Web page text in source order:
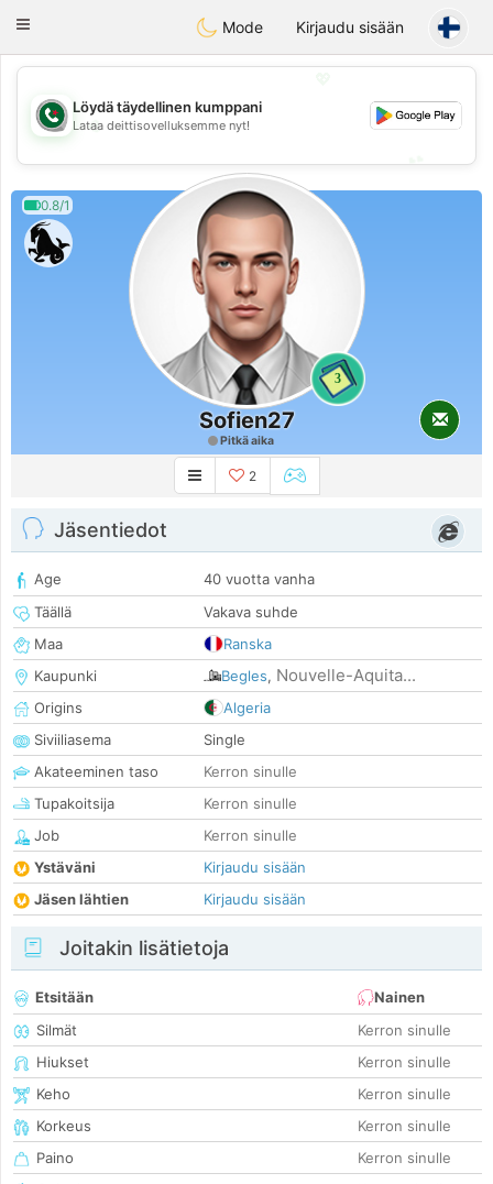
Weshrak
Toggle
Mode Kirjaudu sisään
💖
💕
Löydä täydellinen kumppani
Lataa deittisovelluksemme nyt!
0.8/1
3
Sofien27
Pitkä aika
2
Jäsentiedot
Age
40 vuotta vanha
Täällä
Vakava suhde
Maa
Ranska
Kaupunki
Begles, Nouvelle-Aquita...
Origins
Algeria
Siviiliasema
Single
Akateeminen taso
Kerron sinulle
Tupakoitsija
Kerron sinulle
Job
Kerron sinulle
Ystäväni
Kirjaudu sisään
Jäsen lähtien
Kirjaudu sisään
Joitakin lisätietoja
Etsitään
Nainen
Silmät
Kerron sinulle
Hiukset
Kerron sinulle
Keho
Kerron sinulle
Korkeus
Kerron sinulle
Paino
Kerron sinulle